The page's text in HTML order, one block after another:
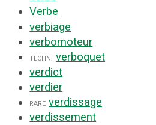
Verbe
verbiage
verbomoteur
techn. verboquet
verdict
verdier
rare verdissage
verdissement